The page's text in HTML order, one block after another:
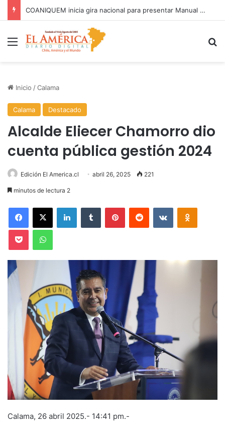
81% DE LAS FISCALIZACIONES A JUGUETES HAN TERMINADO EN SUMARIOS SANITARIOS
Menú
Inicio /Calama
Calama Destacado
Alcalde Eliecer Chamorro dio
cuenta pública gestión 2024
Edición El America.cl abril 26, 2025 221
minutos de lectura 2
Facebook
X LinkedInTumblr PinterestReddit VKontakte
Pocket WhatsApp
Calama, 26 abril 2025.- 14:41 pm.-